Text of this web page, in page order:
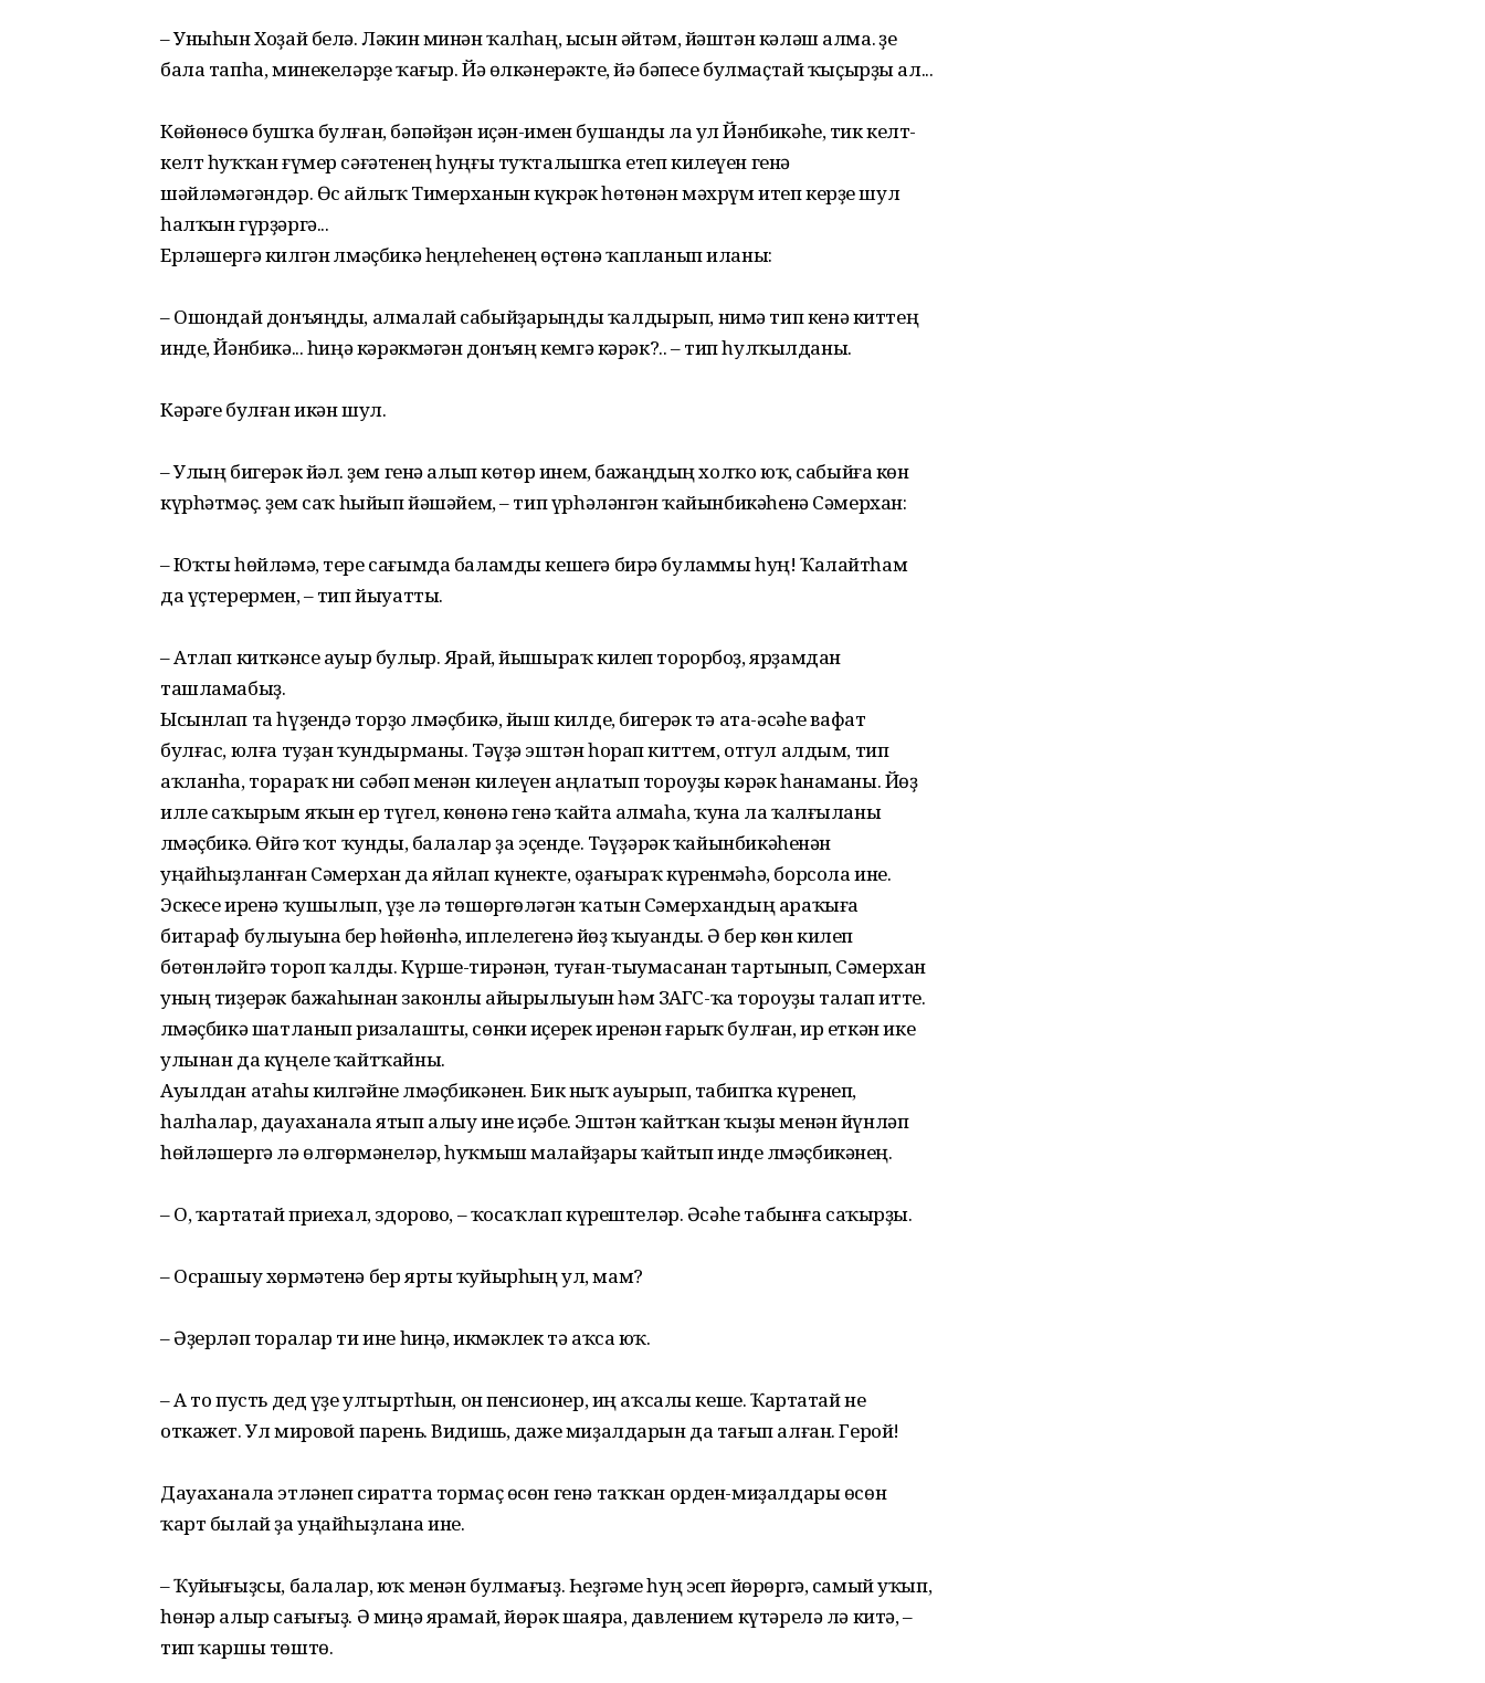
– Уныһын Хоҙай белә. Ләкин минән ҡалһаң, ысын әйтәм, йәштән кәләш алма. Үҙе
бала тапһа, минекеләрҙе ҡағыр. Йә өлкәнерәкте, йә бәпесе булмаҫтай ҡыҫырҙы ал...
Көйөнөсө бушҡа булған, бәпәйҙән иҫән-имен бушанды ла ул Йәнбикәһе, тик келт-
келт һуҡҡан ғүмер сәғәтенең һуңғы туҡталышҡа етеп килеүен генә
шәйләмәгәндәр. Өс айлыҡ Тимерханын күкрәк һөтөнән мәхрүм итеп керҙе шул
һалҡын гүрҙәргә...
Ерләшергә килгән Үлмәҫбикә һеңлеһенең өҫтөнә ҡапланып иланы:
– Ошондай донъяңды, алмалай сабыйҙарыңды ҡалдырып, нимә тип кенә киттең
инде, Йәнбикә... һиңә кәрәкмәгән донъяң кемгә кәрәк?.. – тип һулҡылданы.
Кәрәге булған икән шул.
– Улың бигерәк йәл. Үҙем генә алып көтөр инем, бажаңдың холҡо юҡ, сабыйға көн
күрһәтмәҫ. Үҙем саҡ һыйып йәшәйем, – тип үрһәләнгән ҡайынбикәһенә Сәмерхан:
– Юҡты һөйләмә, тере сағымда баламды кешегә бирә буламмы һуң! Ҡалайтһам
да үҫтерермен, – тип йыуатты.
– Атлап киткәнсе ауыр булыр. Ярай, йышыраҡ килеп торорбоҙ, ярҙамдан
ташламабыҙ.
Ысынлап та һүҙендә торҙо Үлмәҫбикә, йыш килде, бигерәк тә ата-әсәһе вафат
булғас, юлға туҙан ҡундырманы. Тәүҙә эштән һорап киттем, отгул алдым, тип
аҡланһа, торараҡ ни сәбәп менән килеүен аңлатып тороуҙы кәрәк һанаманы. Йөҙ
илле саҡырым яҡын ер түгел, көнөнә генә ҡайта алмаһа, ҡуна ла ҡалғыланы
Үлмәҫбикә. Өйгә ҡот ҡунды, балалар ҙа эҫенде. Тәүҙәрәк ҡайынбикәһенән
уңайһыҙланған Сәмерхан да яйлап күнекте, оҙағыраҡ күренмәһә, борсола ине.
Эскесе иренә ҡушылып, үҙе лә төшөргөләгән ҡатын Сәмерхандың араҡыға
битараф булыуына бер һөйөнһә, иплелегенә йөҙ ҡыуанды. Ә бер көн килеп
бөтөнләйгә тороп ҡалды. Күрше-тирәнән, туған-тыумасанан тартынып, Сәмерхан
уның тиҙерәк бажаһынан законлы айырылыуын һәм ЗАГС-ҡа тороуҙы талап итте.
Үлмәҫбикә шатланып ризалашты, сөнки иҫерек иренән ғарыҡ булған, ир еткән ике
улынан да күңеле ҡайтҡайны.
Ауылдан атаһы килгәйне Үлмәҫбикәнен. Бик ныҡ ауырып, табипҡа күренеп,
һалһалар, дауаханала ятып алыу ине иҫәбе. Эштән ҡайтҡан ҡыҙы менән йүнләп
һөйләшергә лә өлгөрмәнеләр, һуҡмыш малайҙары ҡайтып инде Үлмәҫбикәнең.
– О, ҡартатай приехал, здорово, – ҡосаҡлап күрештеләр. Әсәһе табынға саҡырҙы.
– Осрашыу хөрмәтенә бер ярты ҡуйырһың ул, мам?
– Әҙерләп торалар ти ине һиңә, икмәклек тә аҡса юҡ.
– А то пусть дед үҙе ултыртһын, он пенсионер, иң аҡсалы кеше. Ҡартатай не
откажет. Ул мировой парень. Видишь, даже миҙалдарын да тағып алған. Герой!
Дауаханала этләнеп сиратта тормаҫ өсөн генә таҡҡан орден-миҙалдары өсөн
ҡарт былай ҙа уңайһыҙлана ине.
– Ҡуйығыҙсы, балалар, юҡ менән булмағыҙ. Һеҙгәме һуң эсеп йөрөргә, самый уҡып,
һөнәр алыр сағығыҙ. Ә миңә ярамай, йөрәк шаяра, давлением күтәрелә лә китә, –
тип ҡаршы төштө.